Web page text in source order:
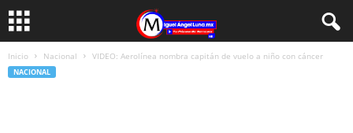
Inicio Nacional VIDEO: Aerolínea nombra capitán de vuelo a niño con cáncer
NACIONAL